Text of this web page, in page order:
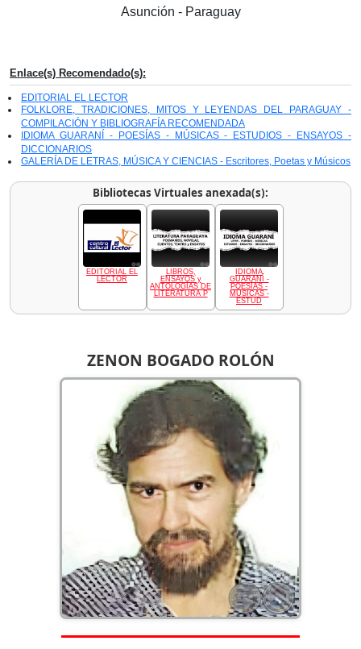
ZENON BOGADO ROLÓN
Asunción - Paraguay
Enlace(s) Recomendado(s):
EDITORIAL EL LECTOR
FOLKLORE, TRADICIONES, MITOS Y LEYENDAS DEL PARAGUAY -
COMPILACIÓN Y BIBLIOGRAFÍA RECOMENDADA
IDIOMA GUARANÍ - POESÍAS - MÚSICAS - ESTUDIOS - ENSAYOS -
DICCIONARIOS
GALERÍA DE LETRAS, MÚSICA Y CIENCIAS - Escritores, Poetas y Músicos
Bibliotecas Virtuales anexada(s):
EDITORIAL EL
LECTOR
LIBROS,
ENSAYOS y
ANTOLOGÍAS DE
LITERATURA P
IDIOMA
GUARANÍ -
POESÍAS -
MÚSICAS -
ESTUD